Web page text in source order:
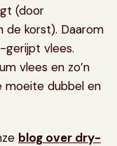
(door
de korst). Daarom
gerijpt vlees.
vlees en zo’n
moeite dubbel en
blog over dry-